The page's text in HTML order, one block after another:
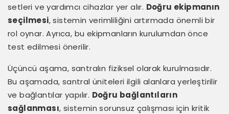
setleri ve yardımcı cihazlar yer alır. Doğru ekipmanın
seçilmesi, sistemin verimliliğini artırmada önemli bir
rol oynar. Ayrıca, bu ekipmanların kurulumdan önce
test edilmesi önerilir.
Üçüncü aşama, santralın fiziksel olarak kurulmasıdır.
Bu aşamada, santral üniteleri ilgili alanlara yerleştirilir
ve bağlantılar yapılır. Doğru bağlantıların
sağlanması, sistemin sorunsuz çalışması için kritik